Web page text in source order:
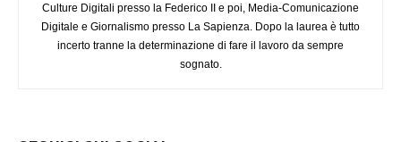
Culture Digitali presso la Federico II e poi, Media-Comunicazione
Digitale e Giornalismo presso La Sapienza. Dopo la laurea è tutto
incerto tranne la determinazione di fare il lavoro da sempre
sognato.